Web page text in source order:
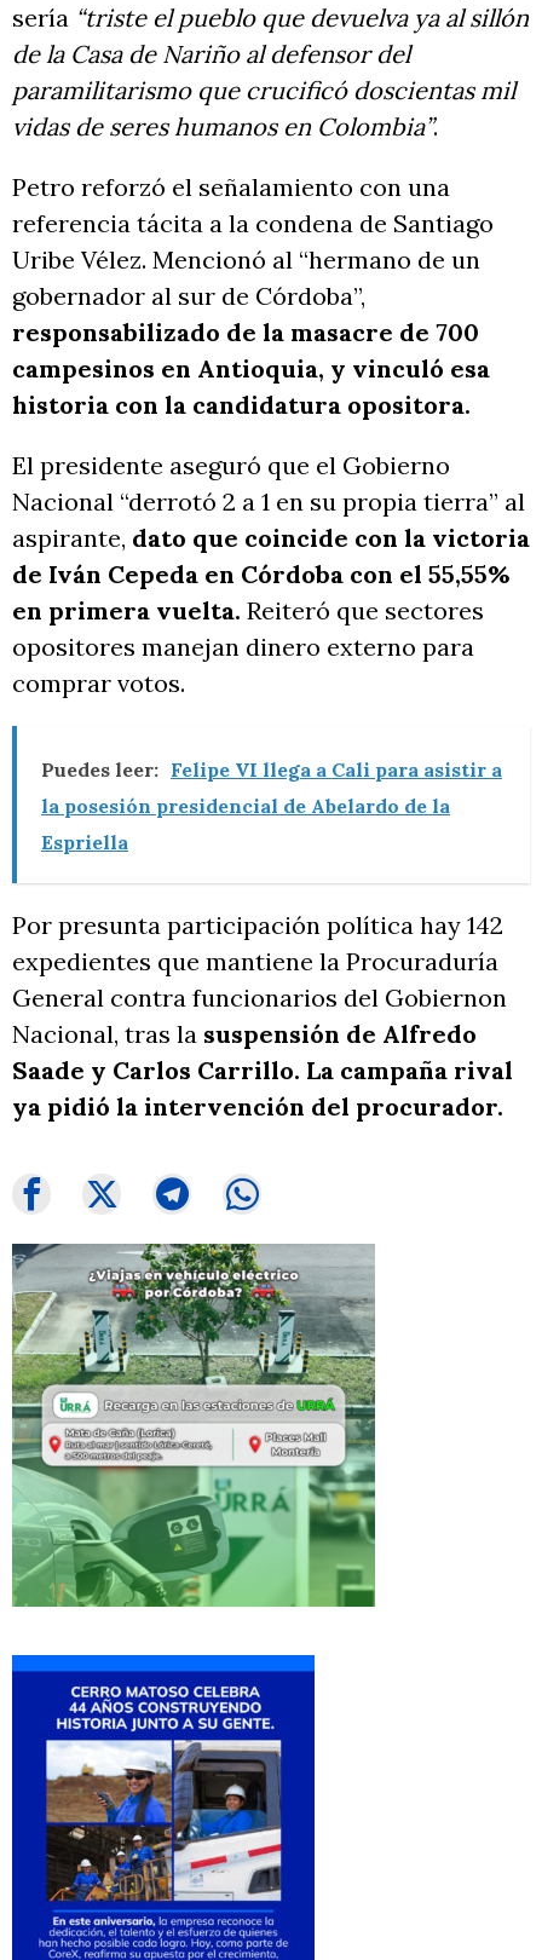
sería “triste el pueblo que devuelva ya al sillón
de la Casa de Nariño al defensor del
paramilitarismo que crucificó doscientas mil
vidas de seres humanos en Colombia”.
Petro reforzó el señalamiento con una
referencia tácita a la condena de Santiago
Uribe Vélez. Mencionó al “hermano de un
gobernador al sur de Córdoba”,
responsabilizado de la masacre de 700
campesinos en Antioquia, y vinculó esa
historia con la candidatura opositora.
El presidente aseguró que el Gobierno
Nacional “derrotó 2 a 1 en su propia tierra” al
aspirante, dato que coincide con la victoria
de Iván Cepeda en Córdoba con el 55,55%
en primera vuelta. Reiteró que sectores
opositores manejan dinero externo para
comprar votos.
Puedes leer: Felipe VI llega a Cali para asistir a
la posesión presidencial de Abelardo de la
Espriella
Por presunta participación política hay 142
expedientes que mantiene la Procuraduría
General contra funcionarios del Gobiernon
Nacional, tras la suspensión de Alfredo
Saade y Carlos Carrillo. La campaña rival
ya pidió la intervención del procurador.